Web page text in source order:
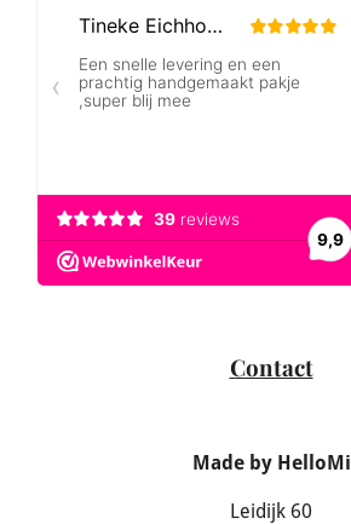
Contact
Made by HelloMi
Leidijk 60